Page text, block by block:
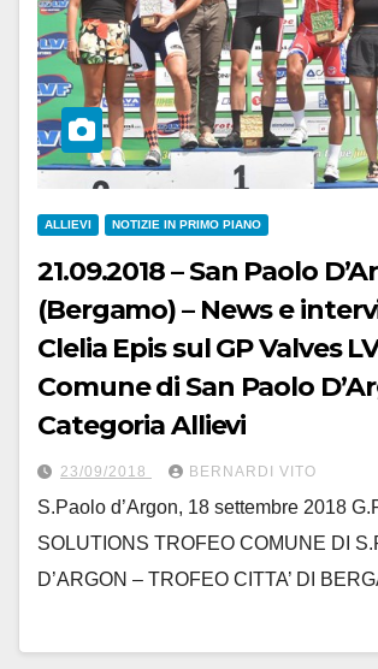
ALLIEVI NOTIZIE IN PRIMO PIANO
21.09.2018 – San Paolo
(Bergamo) – News e
Clelia Epis sul GP Valves
Comune di San Paolo
Categoria Allievi
23/09/2018 BERNARDI VITO
S.Paolo d’Argon, 18 settembre 2018
SOLUTIONS TROFEO COMUNE DI
D’ARGON – TROFEO CITTA’ DI